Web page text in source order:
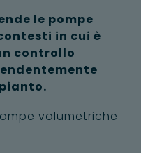
le pompe
in cui è
controllo
volumetriche